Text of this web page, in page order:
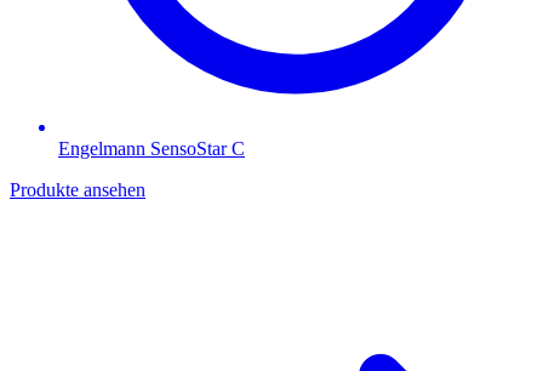
Engelmann SensoStar C
Produkte ansehen